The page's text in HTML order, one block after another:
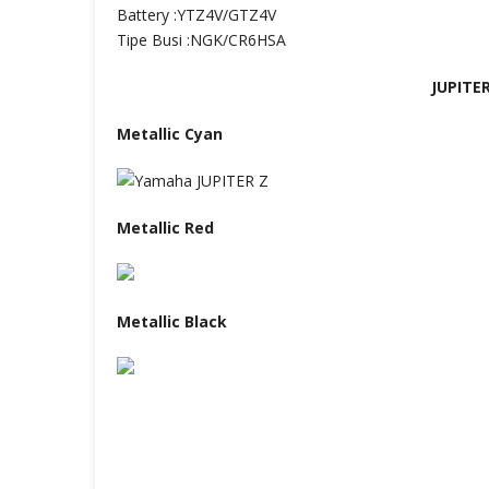
Battery :YTZ4V/GTZ4V
Tipe Busi :NGK/CR6HSA
Metallic Cyan
Metallic Red
Metallic Black